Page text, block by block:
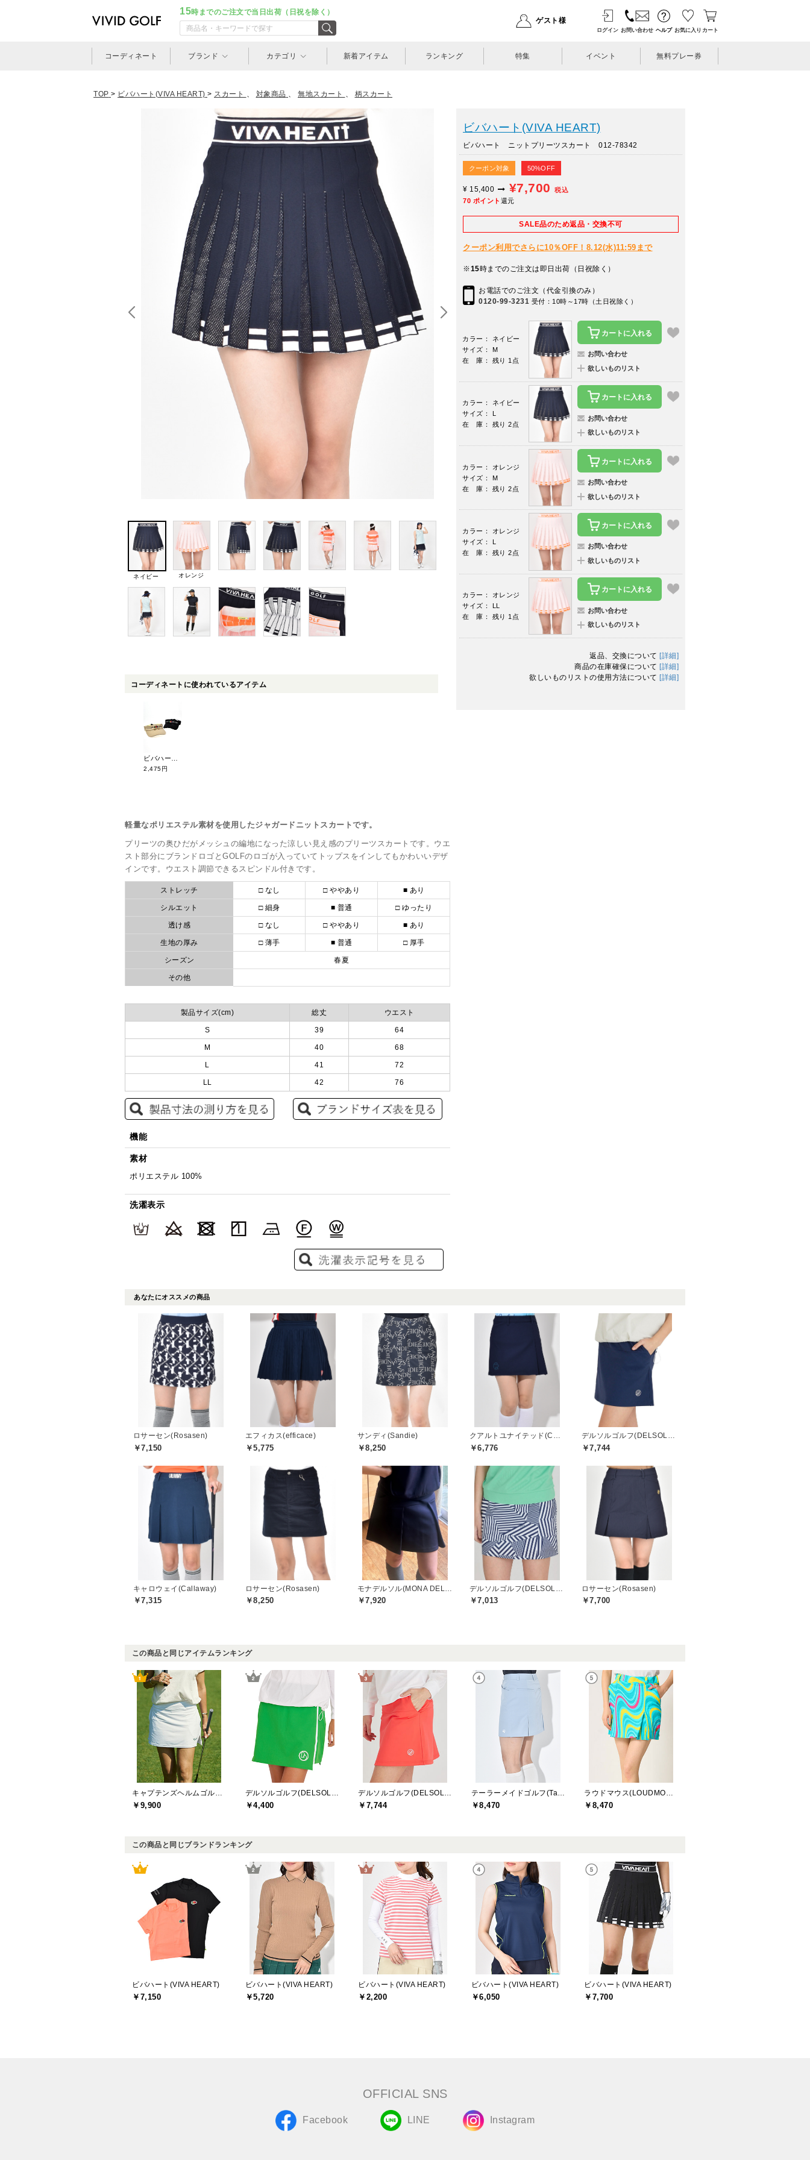
15時までのご注文で当日出荷（日祝を除く）
ゲスト様
ログイン お問い合わせ ヘルプ お気に入り カート
コーディネート ブランド カテゴリ 新着アイテム ランキング 特集 イベント 無料プレー券
TOP > ビバハート(VIVA HEART) > スカート 、 対象商品 、 無地スカート 、 柄スカート
ネイビー オレンジ
コーディネートに使われているアイテム
2,475円
軽量なポリエステル素材を使用したジャガードニットスカートです。
プリーツの奥ひだがメッシュの編地になった涼しい見え感のプリーツスカートです。ウエ
スト部分にブランドロゴとGOLFのロゴが入っていてトップスをインしてもかわいいデザ
インです。ウエスト調節できるスピンドル付きです。
ストレッチ □ なし □ ややあり ■ あり
シルエット □ 細身 ■ 普通 □ ゆったり
透け感 □ なし □ ややあり ■ あり
生地の厚み □ 薄手 ■ 普通 □ 厚手
シーズン 春夏
その他
製品サイズ(cm) 総丈 ウエスト
S 39 64
M 40 68
L 41 72
LL 42 76
機能
素材
ポリエステル 100%
洗濯表示
ビバハート(VIVA HEART)
ビバハート ニットプリーツスカート 012-78342
クーポン対象 50%OFF
¥ 15,400 ¥7,700
税込
70 ポイント 還元
SALE品のため返品・交換不可
クーポン利用でさらに10％OFF！8.12(水)11:59まで
※15時までのご注文は即日出荷（日祝除く）
お電話でのご注文（代金引換のみ）
0120-99-3231 受付：10時～17時（土日祝除く）
カラー： ネイビー
サイズ： M
在 庫： 残り 1点
カートに入れる
お問い合わせ
欲しいものリスト
カラー： ネイビー
サイズ： L
在 庫： 残り 2点
カートに入れる
お問い合わせ
欲しいものリスト
カラー： オレンジ
サイズ： M
在 庫： 残り 2点
カートに入れる
お問い合わせ
欲しいものリスト
カラー： オレンジ
サイズ： L
在 庫： 残り 2点
カートに入れる
お問い合わせ
欲しいものリスト
カラー： オレンジ
サイズ： LL
在 庫： 残り 1点
カートに入れる
お問い合わせ
欲しいものリスト
返品、交換について [詳細]
商品の在庫確保について [詳細]
欲しいものリストの使用方法について [詳細]
あなたにオススメの商品
ロサーセン(Rosasen)
￥7,150
エフィカス(efficace)
￥5,775
サンディ(Sandie)
￥8,250
クアルトユナイテッド(CUARTO UNITED)
￥6,776
デルソルゴルフ(DELSOL GOLF)
￥7,744
キャロウェイ(Callaway)
￥7,315
ロサーセン(Rosasen)
￥8,250 ￥7,920 ￥7,013
ロサーセン(Rosasen)
￥7,700
この商品と同じアイテムランキング
￥9,900 ￥4,400 ￥7,744 ￥8,470 ￥8,470
この商品と同じブランドランキング
ビバハート(VIVA HEART)
￥7,150
ビバハート(VIVA HEART)
￥5,720
ビバハート(VIVA HEART)
￥2,200
ビバハート(VIVA HEART)
￥6,050
ビバハート(VIVA HEART)
￥7,700
OFFICIAL SNS
Facebook LINE Instagram